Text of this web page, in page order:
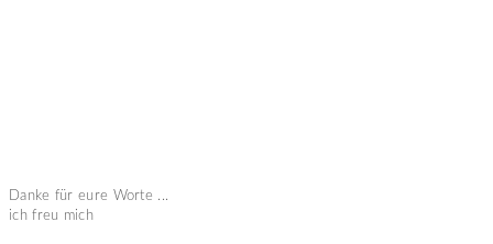
Danke für eure Worte ...
ich freu mich